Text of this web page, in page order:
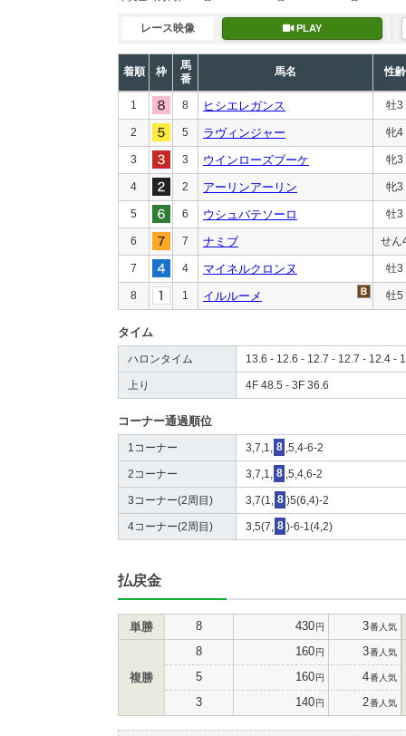
レース映像 PLAY
着順 枠
馬
番
馬名 性齢
1 8 ヒシエレガンス 牡3
2 5 ラヴィンジャー 牝4
3 3 ウインローズブーケ 牝3
4 2 アーリンアーリン 牝3
5 6 ウシュバテソーロ 牡3
6 7 ナミブ せん
7 4 マイネルクロンヌ 牡3
8 1 イルルーメ 牡5
タイム
ハロンタイム 13.6 - 12.6 - 12.7 - 12.7 - 12.4 -
上り 4F 48.5 - 3F 36.6
コーナー通過順位
1コーナー 3,7,1, 8 ,5,4-6-2
2コーナー 3,7,1, 8 ,5,4,6-2
3コーナー(2周目) 3,7(1, 8 )5(6,4)-2
4コーナー(2周目) 3,5(7, 8 )-6-1(4,2)
払戻金
単勝 8 430円 3番人気
複勝
8 160円 3番人気
5 160円 4番人気
3 140円 2番人気